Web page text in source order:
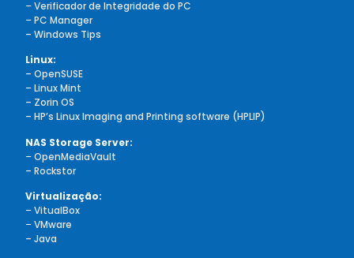
–Verificador de Integridade do PC
–PC Manager
– Windows Tips
Linux:
– OpenSUSE
–Linux Mint
– Zorin OS
– HP’s Linux Imaging and Printing software (HPLIP)
NAS Storage Server:
–OpenMediaVault
– Rockstor
Virtualização:
–VitualBox
–VMware
– Java